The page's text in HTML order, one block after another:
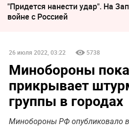
"Придется нанести удар". На
войне с Россией
26 июля 2022, 03:22 5738
Минобороны
прикрывает
группы в городах
Минобороны РФ опубликовало